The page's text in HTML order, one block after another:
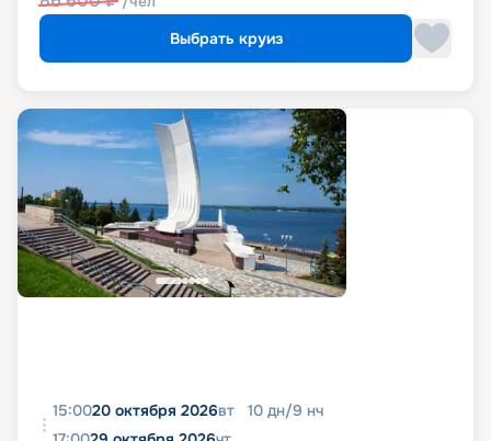
Выбрать круиз
15:0020 октября 2026вт 10 дн/9 нч